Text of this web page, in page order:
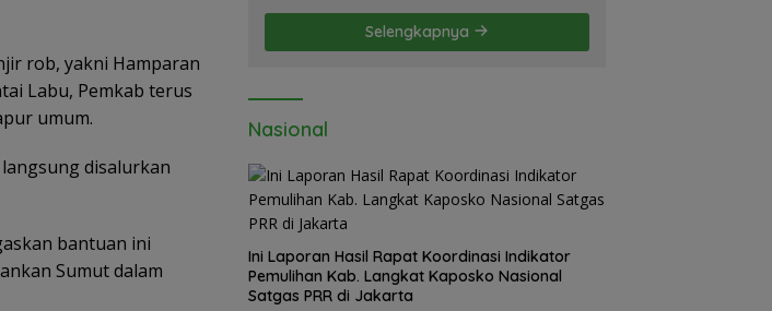
rob, yakni Hamparan
Labu, Pemkab terus
umum.
disalurkan
bantuan ini
Sumut dalam
yang ke 80 Memberantas
Perjudian dan Narkoba
Selengkapnya
Nasional
Ini Laporan Hasil Rapat Koordinasi Indikator
Pemulihan Kab. Langkat Kaposko Nasional
Satgas PRR di Jakarta